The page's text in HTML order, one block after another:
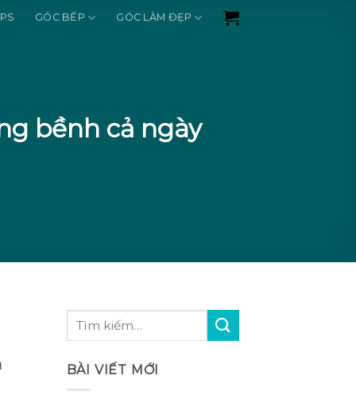
GÓC BẾP GÓC LÀM ĐẸP
bềnh cả ngày
BÀI VIẾT MỚI